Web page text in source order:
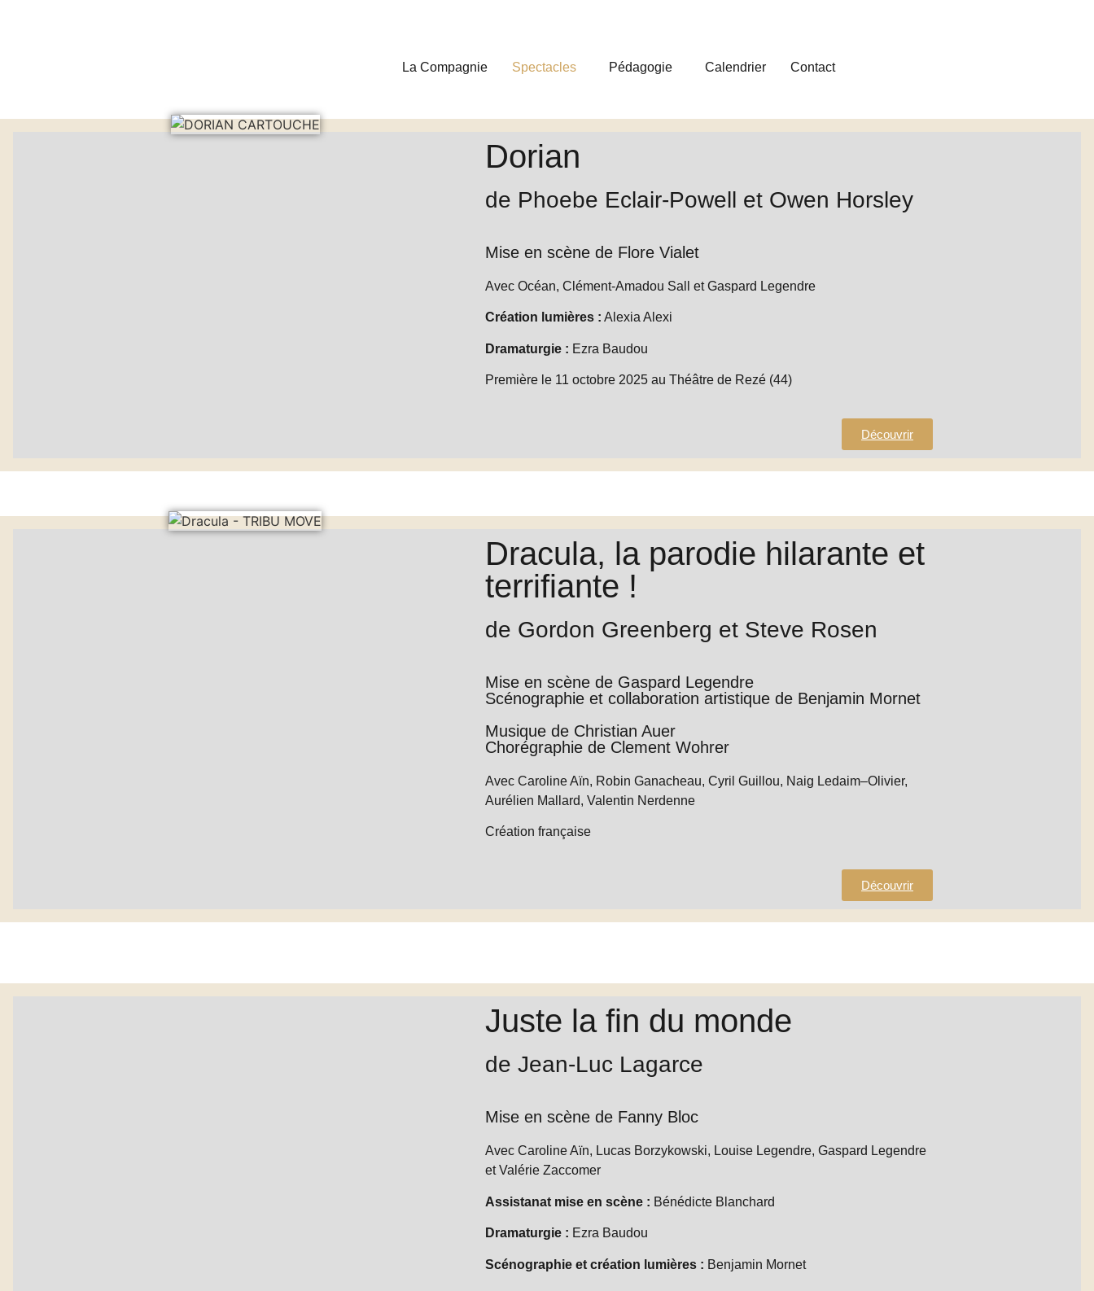
La Compagnie Spectacles Pédagogie Calendrier Contact
Dorian
de Phoebe Eclair-Powell et Owen Horsley
Mise en scène de Flore Vialet
Avec Océan, Clément-Amadou Sall et Gaspard Legendre
Création lumières : Alexia Alexi
Dramaturgie : Ezra Baudou
Première le 11 octobre 2025 au Théâtre de Rezé (44)
Découvrir
Dracula, la parodie hilarante et
terrifiante !
de Gordon Greenberg et Steve Rosen
Mise en scène de Gaspard Legendre
Scénographie et collaboration artistique de Benjamin Mornet
Musique de Christian Auer
Chorégraphie de Clement Wohrer
Avec Caroline Aïn, Robin Ganacheau, Cyril Guillou, Naig Ledaim–Olivier,
Aurélien Mallard, Valentin Nerdenne
Création française
Découvrir
Juste la fin du monde
de Jean-Luc Lagarce
Mise en scène de Fanny Bloc
Avec Caroline Aïn, Lucas Borzykowski, Louise Legendre, Gaspard Legendre
et Valérie Zaccomer
Assistanat mise en scène : Bénédicte Blanchard
Dramaturgie : Ezra Baudou
Scénographie et création lumières : Benjamin Mornet